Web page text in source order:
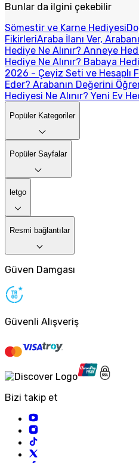
Bunlar da ilgini çekebilir
Sömestir ve Karne Hediyesi
FikirleriAraba İlanı Ver,
Hediye Ne Alınır? Anneye
Hediye Ne Alınır? Babaya
2026 - Çeyiz Seti ve Hesaplı
Eder? Arabanın Değerini
Hediyesi Ne Alınır? Yeni Ev
Popüler Kategoriler
Popüler Sayfalar
letgo
Resmi bağlantılar
Güven Damgası
Güvenli Alışveriş
Bizi takip et